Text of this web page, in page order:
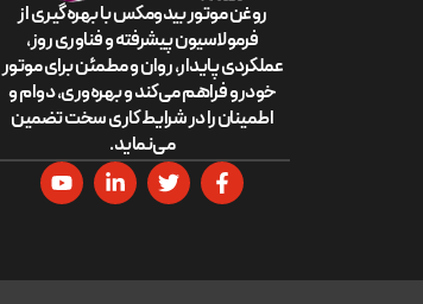
روغن موتور بیدومکس با بهره‌گیری از
فرمولاسیون پیشرفته و فناوری روز،
عملکردی پایدار، روان و مطمئن برای موتور
خودرو فراهم می‌کند و بهره‌وری، دوام و
اطمینان را در شرایط کاری سخت تضمین
می‌نماید.